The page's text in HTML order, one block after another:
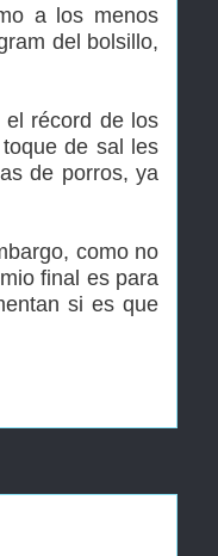
a los menos
del bolsillo,
récord de los
de sal les
de porros, ya
como no
final es para
si es que